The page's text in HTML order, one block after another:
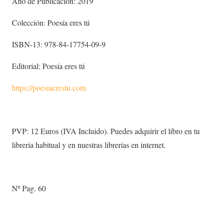
Colección: Poesía eres tú
ISBN-13: 978-84-17754-09-9
Editorial: Poesía eres tú
https://poesiaerestu.com
PVP: 12 Euros (IVA Incluido). Puedes adquirir el libro en tu
librería habitual y en nuestras librerías en internet.
Nº Pag. 60